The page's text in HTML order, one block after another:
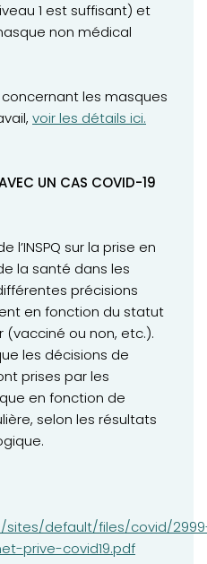
1 est suffisant) et
non médical
concernant les masques
(opens in a new tab)
voir les détails ici.
UN CAS COVID-19
l’INSPQ sur la prise en
la santé dans les
précisions
en fonction du statut
(vacciné ou non, etc.).
les décisions de
prises par les
en fonction de
selon les résultats
sites/default/files/covid/
prive-covid19.pdf